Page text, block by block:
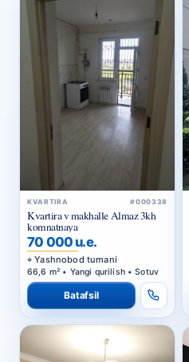
KVARTIRA #000338
Kvartira v makhalle Almaz 3kh
komnatnaya
70 000 u.e.
Yashnobod tumani
66,6 m² • Yangi qurilish • Sotuv
Batafsil